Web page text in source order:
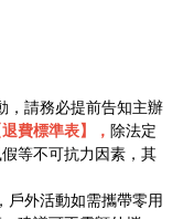
，請務必提前告知主辦
費標準表】，除法定
等不可抗力因素，其
戶外活動如需攜帶零用